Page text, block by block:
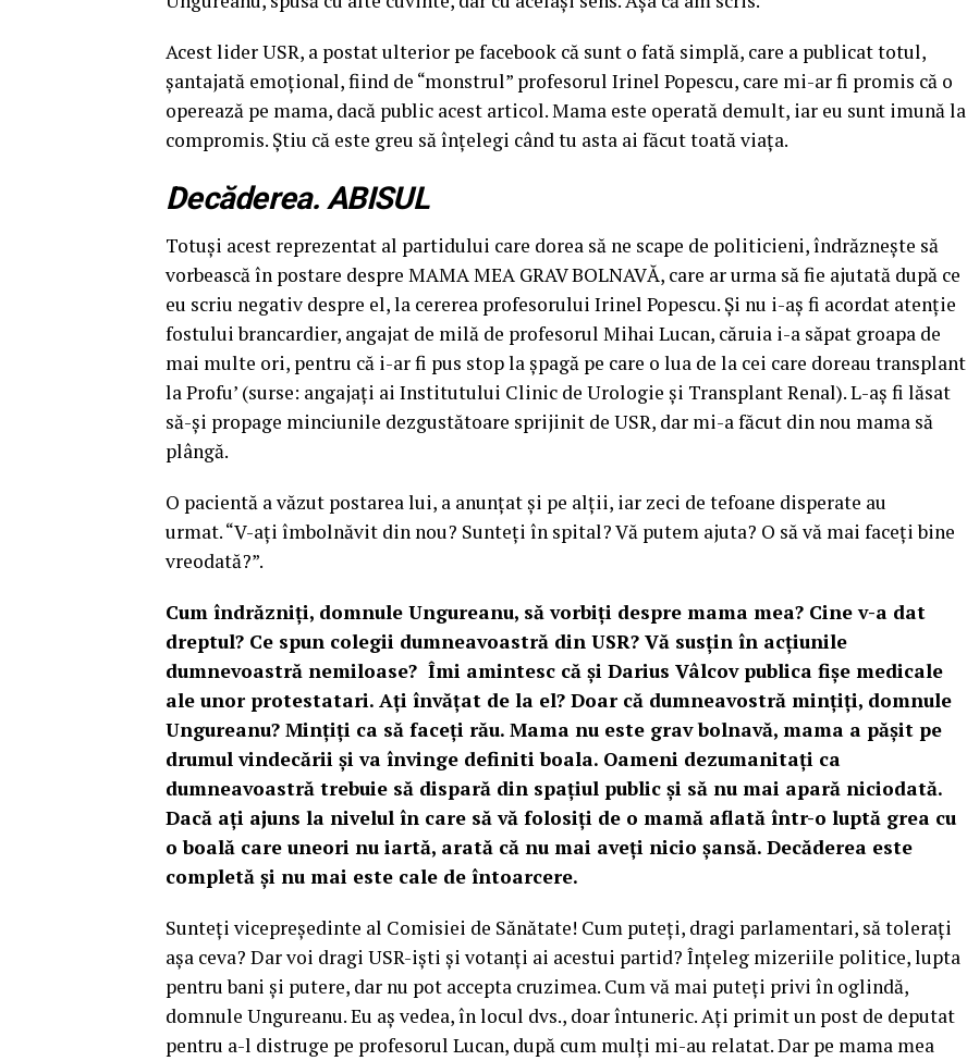
Acest lider USR, a postat ulterior pe facebook că sunt o fată simplă, care a publicat totul,
şantajată emoţional, fiind de “monstrul” profesorul Irinel Popescu, care mi-ar fi promis că o
operează pe mama, dacă public acest articol. Mama este operată demult, iar eu sunt imună la
compromis. Știu că este greu să înţelegi când tu asta ai făcut toată viaţa.
Decăderea. ABISUL
Totuşi acest reprezentat al partidului care dorea să ne scape de politicieni, îndrăzneşte să
vorbească în postare despre MAMA MEA GRAV BOLNAVĂ, care ar urma să fie ajutată după ce
eu scriu negativ despre el, la cererea profesorului Irinel Popescu. Și nu i-aş fi acordat atenţie
fostului brancardier, angajat de milă de profesorul Mihai Lucan, căruia i-a săpat groapa de
mai multe ori, pentru că i-ar fi pus stop la şpagă pe care o lua de la cei care doreau transplant
la Profu’ (surse: angajaţi ai Institutului Clinic de Urologie şi Transplant Renal). L-aş fi lăsat
să-şi propage minciunile dezgustătoare sprijinit de USR, dar mi-a făcut din nou mama să
plângă.
O pacientă a văzut postarea lui, a anunţat şi pe alţii, iar zeci de tefoane disperate au
urmat. “V-aţi îmbolnăvit din nou? Sunteţi în spital? Vă putem ajuta? O să vă mai faceţi bine
vreodată?”.
Cum îndrăzniţi, domnule Ungureanu, să vorbiţi despre mama mea? Cine v-a dat
dreptul? Ce spun colegii dumneavoastră din USR? Vă susţin în acţiunile
dumnevoastră nemiloase? Îmi amintesc că şi Darius Vâlcov publica fişe medicale
ale unor protestatari. Aţi învăţat de la el? Doar că dumneavostră minţiţi, domnule
Ungureanu? Minţiţi ca să faceţi rău. Mama nu este grav bolnavă, mama a păşit pe
drumul vindecării şi va învinge definiti boala. Oameni dezumanitaţi ca
dumneavoastră trebuie să dispară din spaţiul public şi să nu mai apară niciodată.
Dacă aţi ajuns la nivelul în care să vă folosiţi de o mamă aflată într-o luptă grea cu
o boală care uneori nu iartă, arată că nu mai aveţi nicio şansă. Decăderea este
completă şi nu mai este cale de întoarcere.
Sunteţi vicepreşedinte al Comisiei de Sănătate! Cum puteţi, dragi parlamentari, să toleraţi
aşa ceva? Dar voi dragi USR-işti şi votanţi ai acestui partid? Înţeleg mizeriile politice, lupta
pentru bani şi putere, dar nu pot accepta cruzimea. Cum vă mai puteţi privi în oglindă,
domnule Ungureanu. Eu aş vedea, în locul dvs., doar întuneric. Aţi primit un post de deputat
pentru a-l distruge pe profesorul Lucan, după cum mulţi mi-au relatat. Dar pe mama mea